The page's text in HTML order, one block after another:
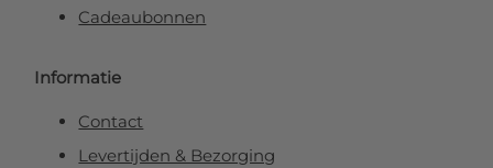
Cadeaubonnen
Informatie
Contact
Levertijden & Bezorging